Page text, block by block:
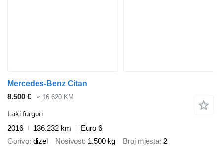
Mercedes-Benz Citan
8.500 €
≈ 16.620 KM
Laki furgon
2016
136.232 km
Euro 6
Gorivo dizel Nosivost 1.500 kg Broj mjesta 2